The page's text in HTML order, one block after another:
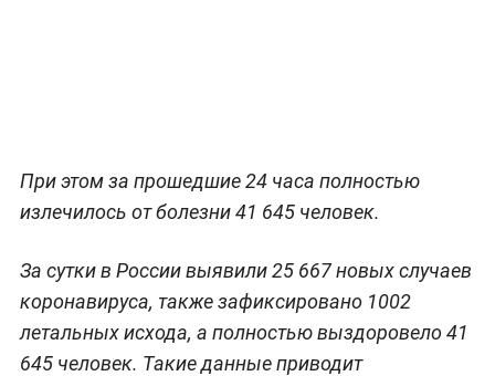
При этом за прошедшие 24 часа полностью
излечилось от болезни 41 645 человек.
За сутки в России выявили 25 667 новых случаев
коронавируса, также зафиксировано 1002
летальных исхода, а полностью выздоровело 41
645 человек. Такие данные приводит